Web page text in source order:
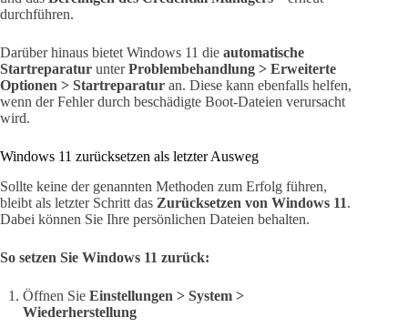
durchführen.
Darüber hinaus bietet Windows 11 die automatische
Startreparatur unterProblembehandlung > Erweiterte
Optionen > Startreparatur an. Diese kann ebenfalls helfen,
wenn der Fehler durch beschädigte Boot-Dateien verursacht
wird.
Windows 11 zurücksetzen als letzter Ausweg
Sollte keine der genannten Methoden zum Erfolg führen,
bleibt als letzter Schritt das Zurücksetzen von Windows 11.
Dabei können Sie Ihre persönlichen Dateien behalten.
So setzen Sie Windows 11 zurück:
Öffnen Sie Einstellungen > System >
Wiederherstellung